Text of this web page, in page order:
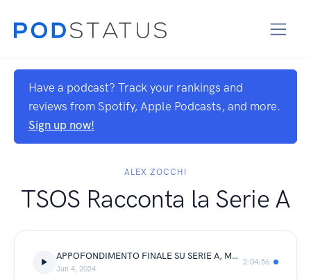
Have a podcast? Track your rankings and
reviews from Spotify, Apple Podcasts, and more.
Sign up now!
ALEX ZOCCHI
TSOS Racconta la Serie A
APPOFONDIMENTO FINALE SU SERIE A, MA ANCHE B, C e D - TSOS Racconta la Serie A 38°giornata 2023/24
Jun 4, 2024
2:04:56